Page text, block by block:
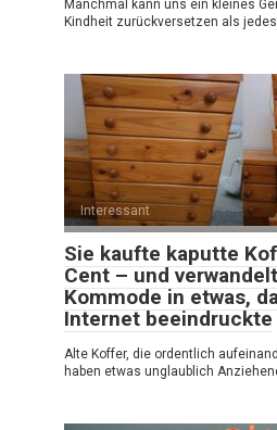
Manchmal kann uns ein kleines
Kindheit zurückversetzen als jedes
Interessant
Sie kaufte kaputte
Cent – und
Kommode in etwas,
Internet beeindruckte
Alte Koffer, die ordentlich
haben etwas unglaublich